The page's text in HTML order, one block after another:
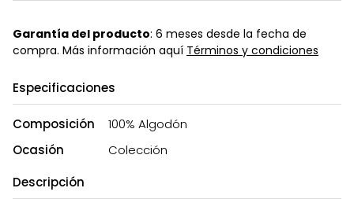
Garantía del producto: 6 meses desde la fecha de
compra. Más información aquí Términos y condiciones
Especificaciones
Composición
100% Algodón
Ocasión
Colección
Descripción